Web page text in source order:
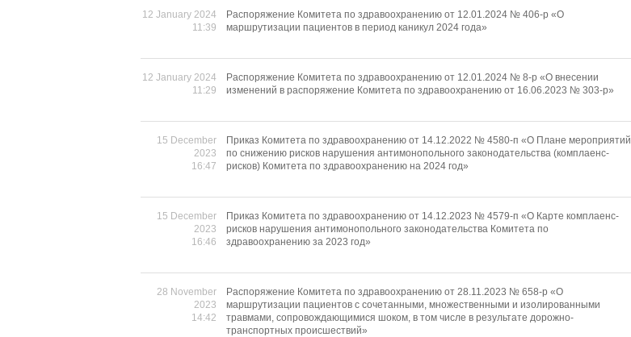
12 January 2024
11:39
Распоряжение Комитета по здравоохранению от 12.01.2024 № 406-р «О
маршрутизации пациентов в период каникул 2024 года»
12 January 2024
11:29
Распоряжение Комитета по здравоохранению от 12.01.2024 № 8-р «О внесении
изменений в распоряжение Комитета по здравоохранению от 16.06.2023 № 303-р»
15 December
2023
16:47
Приказ Комитета по здравоохранению от 14.12.2022 № 4580-п «О Плане мероприятий
по снижению рисков нарушения антимонопольного законодательства (комплаенс-
рисков) Комитета по здравоохранению на 2024 год»
15 December
2023
16:46
Приказ Комитета по здравоохранению от 14.12.2023 № 4579-п «О Карте комплаенс-
рисков нарушения антимонопольного законодательства Комитета по
здравоохранению за 2023 год»
28 November
2023
14:42
Распоряжение Комитета по здравоохранению от 28.11.2023 № 658-р «О
маршрутизации пациентов с сочетанными, множественными и изолированными
травмами, сопровождающимися шоком, в том числе в результате дорожно-
транспортных происшествий»